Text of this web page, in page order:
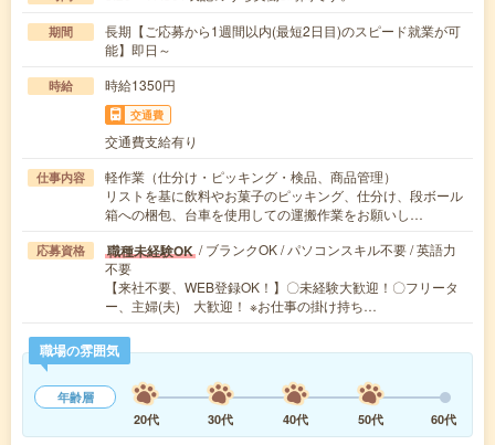
期間
長期【ご応募から1週間以内(最短2日目)のスピード就業が可
能】即日～
時給 時給1350円
交通費
交通費支給有り
仕事内容
軽作業（仕分け・ピッキング・検品、商品管理）
リストを基に飲料やお菓子のピッキング、仕分け、段ボール
箱への梱包、台車を使用しての運搬作業をお願いし…
応募資格 職種未経験OK / ブランクOK / パソコンスキル不要 / 英語力
不要
【来社不要、WEB登録OK！】〇未経験大歓迎！〇フリータ
ー、主婦(夫) 大歓迎！ ※お仕事の掛け持ち…
職場の雰囲気
年齢層
20代
30代 40代 50代 60代